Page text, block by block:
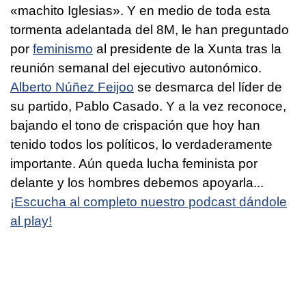
«machito Iglesias». Y en medio de toda esta
tormenta adelantada del 8M, le han preguntado
por feminismo al presidente de la Xunta tras la
reunión semanal del ejecutivo autonómico.
Alberto Núñez Feijoo se desmarca del líder de
su partido, Pablo Casado. Y a la vez reconoce,
bajando el tono de crispación que hoy han
tenido todos los políticos, lo verdaderamente
importante. Aún queda lucha feminista por
delante y los hombres debemos apoyarla...
¡Escucha al completo nuestro podcast dándole
al play!